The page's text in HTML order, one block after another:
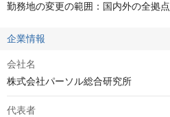
勤務地の変更の範囲：国内外の全拠点
企業情報
会社名
株式会社パーソル総合研究所
代表者